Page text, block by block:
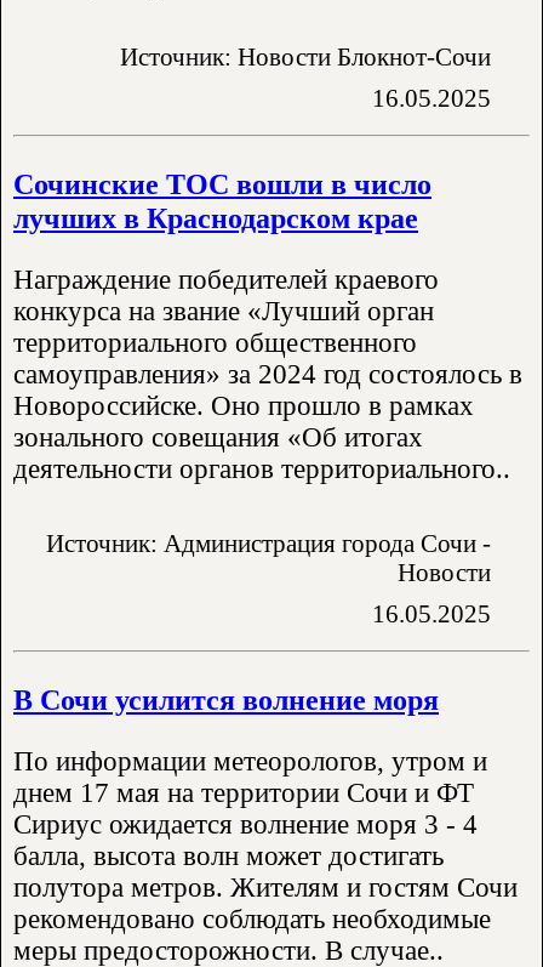
Источник: Новости Блокнот-Сочи
16.05.2025
Сочинские ТОС вошли в число
лучших в Краснодарском крае
Награждение победителей краевого
конкурса на звание «Лучший орган
территориального общественного
самоуправления» за 2024 год состоялось в
Новороссийске. Оно прошло в рамках
зонального совещания «Об итогах
деятельности органов территориального..
Источник: Администрация города Сочи -
Новости
16.05.2025
В Сочи усилится волнение моря
По информации метеорологов, утром и
днем 17 мая на территории Сочи и ФТ
Сириус ожидается волнение моря 3 - 4
балла, высота волн может достигать
полутора метров. Жителям и гостям Сочи
рекомендовано соблюдать необходимые
меры предосторожности. В случае..